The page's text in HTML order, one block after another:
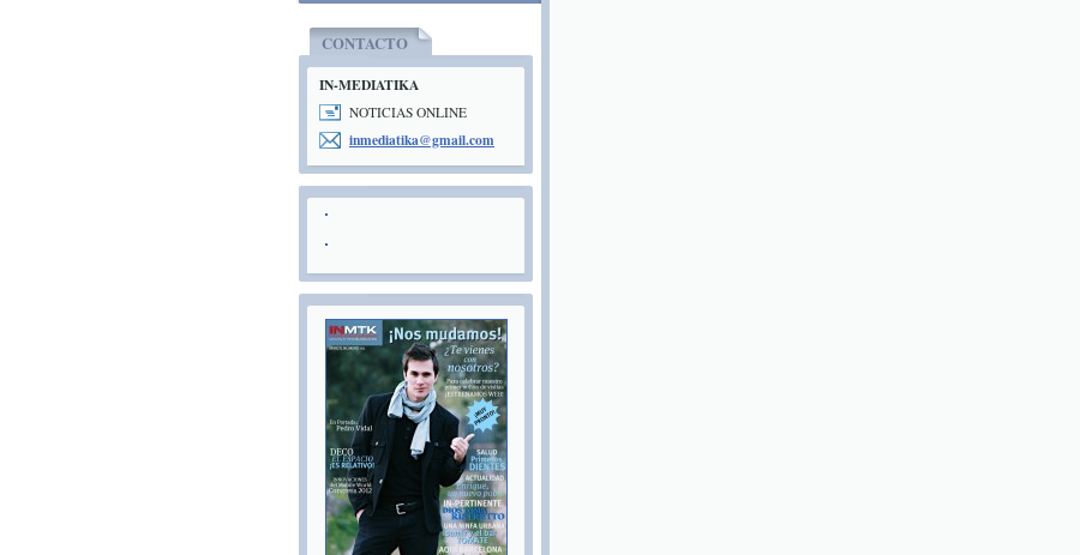
CONTACTO
IN-MEDIATIKA
NOTICIAS ONLINE
inmediatika@gmail.com